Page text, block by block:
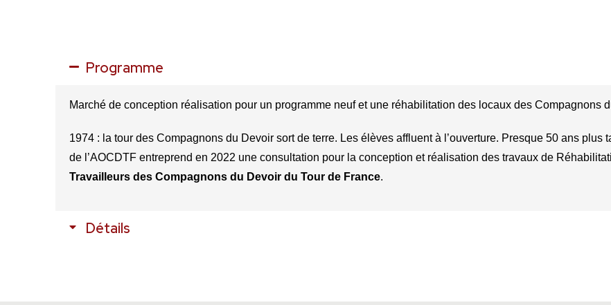
Programme
Marché de conception réalisation pour un programme neuf et une réhabilitation des locaux des Compagnons
1974 : la tour des Compagnons du Devoir sort de terre. Les élèves affluent à l’ouverture. Presque 50 ans plus
de l’AOCDTF entreprend en 2022 une consultation pour la conception et réalisation des travaux de
Travailleurs des Compagnons du Devoir du Tour de France.
Détails